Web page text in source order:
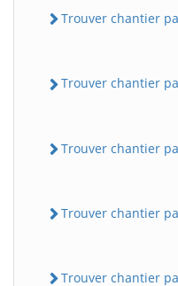
Trouver chantier
Trouver chantier
Trouver chantier
Trouver chantier
Trouver chantier